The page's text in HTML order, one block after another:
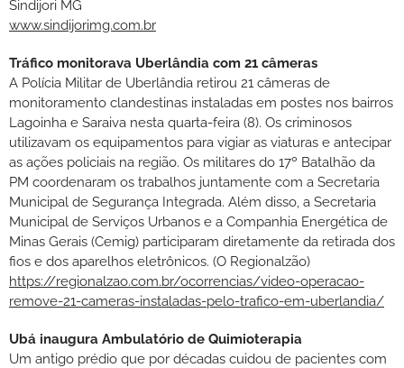
Sindijori MG
www.sindijorimg.com.br
Tráfico monitorava Uberlândia com 21 câmeras
A Polícia Militar de Uberlândia retirou 21 câmeras de
monitoramento clandestinas instaladas em postes nos bairros
Lagoinha e Saraiva nesta quarta-feira (8). Os criminosos
utilizavam os equipamentos para vigiar as viaturas e antecipar
as ações policiais na região. Os militares do 17º Batalhão da
PM coordenaram os trabalhos juntamente com a Secretaria
Municipal de Segurança Integrada. Além disso, a Secretaria
Municipal de Serviços Urbanos e a Companhia Energética de
Minas Gerais (Cemig) participaram diretamente da retirada dos
fios e dos aparelhos eletrônicos. (O Regionalzão)
https://regionalzao.com.br/ocorrencias/video-operacao-
remove-21-cameras-instaladas-pelo-trafico-em-uberlandia/
Ubá inaugura Ambulatório de Quimioterapia
Um antigo prédio que por décadas cuidou de pacientes com